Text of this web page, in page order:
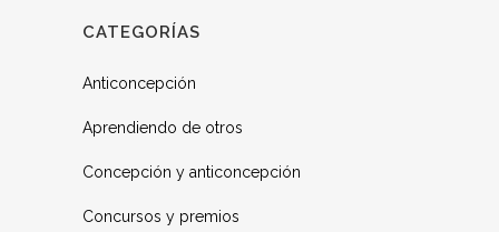
CATEGORÍAS
Anticoncepción
Aprendiendo de otros
Concepción y anticoncepción
Concursos y premios